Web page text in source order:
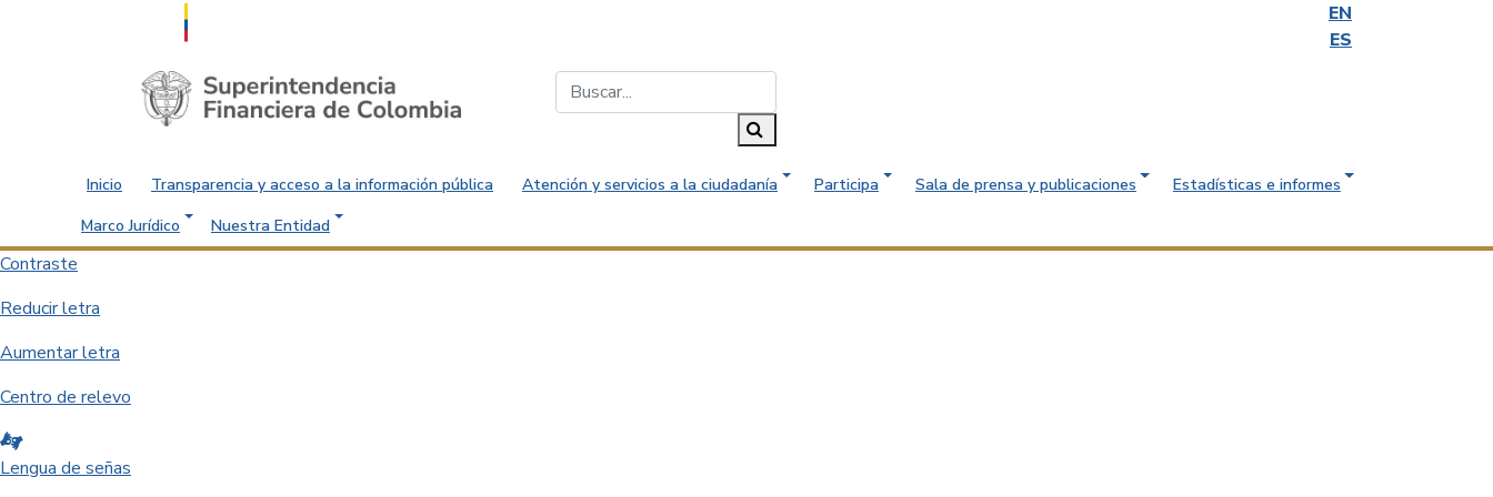
EN
ES
Saltar al contenido principal
Inicio Transparencia y acceso a la información pública Atención y servicios a la ciudadanía Participa Sala de prensa y publicaciones
Estadísticas e informes
Marco Jurídico
Nuestra Entidad
Contraste
Reducir letra
Aumentar letra
Centro de relevo
Lengua de señas